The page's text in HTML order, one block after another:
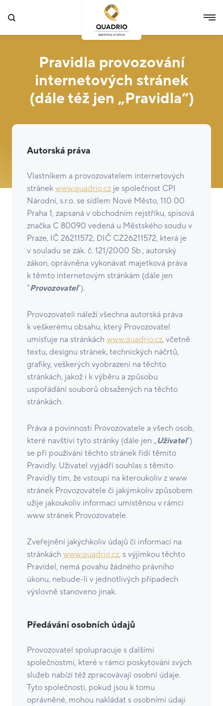
Pravidla provozování
internetových stránek
(dále též jen „Pravidla“)
Autorská práva
Vlastníkem a provozovatelem internetových
stránek www.quadrio.cz je společnost CPI
Národní, s.r.o. se sídlem Nové Město, 110 00
Praha 1, zapsaná v obchodním rejstříku, spisová
značka C 80090 vedená u Městského soudu v
Praze, IČ 26211572, DIČ CZ26211572, která je
v souladu se zák. č. 121/2000 Sb., autorský
zákon, oprávněna vykonávat majetková práva
k těmto internetovým stránkám (dále jen
"Provozovatel").
Provozovateli náleží všechna autorská práva
k veškerému obsahu, který Provozovatel
umísťuje na stránkách www.quadrio.cz, včetně
textu, designu stránek, technických náčrtů,
grafiky, veškerých vyobrazení na těchto
stránkách, jakož i k výběru a způsobu
uspořádání souborů obsažených na těchto
stránkách.
Práva a povinnosti Provozovatele a všech osob,
které navštíví tyto stránky (dále jen „Uživatel“)
se při používání těchto stránek řídí těmito
Pravidly. Uživatel vyjádří souhlas s těmito
Pravidly tím, že vstoupí na kteroukoliv z www
stránek Provozovatele či jakýmkoliv způsobem
užije jakoukoliv informaci umístěnou v rámci
www stránek Provozovatele.
Zveřejnění jakýchkoliv údajů či informací na
stránkách www.quadrio.cz, s výjimkou těchto
Pravidel, nemá povahu žádného právního
úkonu, nebude-li v jednotlivých případech
výslovně stanoveno jinak.
Předávání osobních údajů
Provozovatel spolupracuje s dalšími
společnostmi, které v rámci poskytování svých
služeb nabízí též zpracovávají osobní údaje.
Tyto společnosti, pokud jsou k tomu
oprávněné, mohou nakládat s osobními údaji